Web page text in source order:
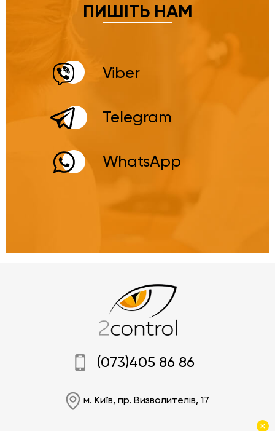
ПИШІТЬ НАМ
Viber
Telegram
WhatsApp
(073)405 86 86
м. Київ, пр. Визволителів, 17